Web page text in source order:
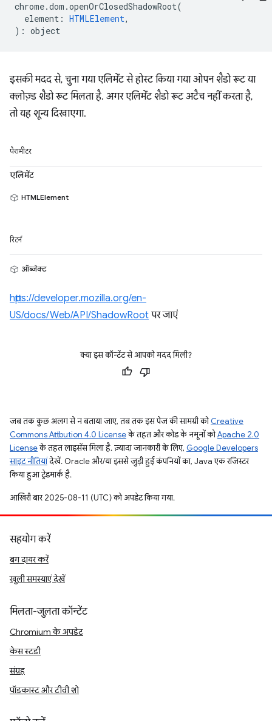
chrome.dom .openOrClosedShadowRoot(
element : HTMLElement,
) : object
इसकी मदद से, चुना गया एलिमेंट से होस्ट किया गया ओपन शैडो रूट या
क्लोज़्ड शैडो रूट मिलता है. अगर एलिमेंट शैडो रूट अटैच नहीं करता है,
तो यह शून्य दिखाएगा.
पैरामीटर
एलिमेंट
HTMLElement
रिटर्न
ऑब्जेक्ट
https://developer.mozilla.org/en-
US/docs/Web/API/ShadowRoot पर जाएं
क्या इस कॉन्टेंट से आपको मदद मिली?
जब तक कुछ अलग से न बताया जाए, तब तक इस पेज की सामग्री कोCreative
Commons Attribution 4.0 Licenseके तहत और कोड के नमूनों कोApache 2.0
Licenseके तहत लाइसेंस मिला है. ज़्यादा जानकारी के लिए, Google Developers
साइट नीतियांदेखें. Oracle और/या इससे जुड़ी हुई कंपनियों का, Java एक रजिस्टर
किया हुआ ट्रेडमार्क है.
आखिरी बार 2025-08-11 (UTC) को अपडेट किया गया.
सहयोग करें
बग दायर करें
खुली समस्याएं देखें
मिलता-जुलता कॉन्टेंट
Chromium के अपडेट
केस स्टडी
संग्रह
पॉडकास्ट और टीवी शो